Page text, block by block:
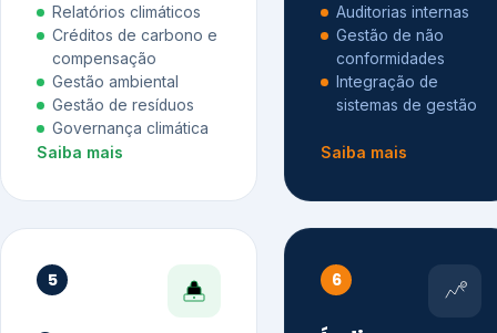
Relatórios climáticos
Créditos de carbono e
compensação
Gestão ambiental
Gestão de resíduos
Governança climática
Saiba mais
Auditorias internas
Gestão de não
conformidades
Integração de
sistemas de gestão
Saiba mais
5 6